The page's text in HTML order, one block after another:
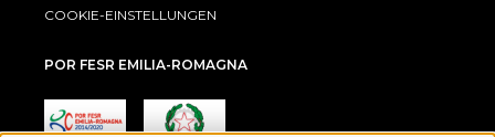
COOKIE-EINSTELLUNGEN
POR FESR EMILIA-ROMAGNA